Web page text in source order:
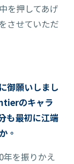
を押してあげ
させていただ
御願いしまし
のキャラ
も最初に江端
。
を振りかえ